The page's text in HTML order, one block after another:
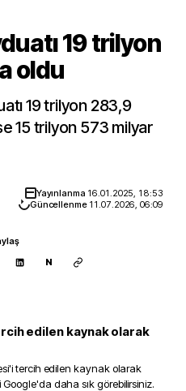
19 trilyon
oldu
19 trilyon 283,9
15 trilyon 573 milyar
Yayınlanma 16.01.2025, 18:53
Güncellenme 11.07.2026, 06:09
N
edilen kaynak olarak
'i tercih edilen kaynak olarak
daha sık görebilirsiniz.